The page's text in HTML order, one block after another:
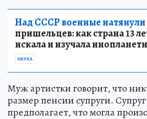
Над СССР военные натянули
пришельцев: как страна 13
искала и изучала
НАУКА
Муж артистки говорит, что
размер пенсии супруги.
предполагает, что могла